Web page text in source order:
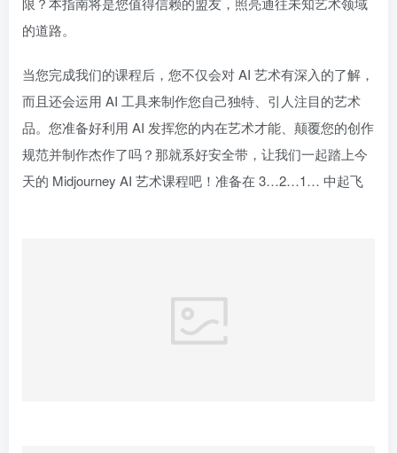
的道路。
当您完成我们的课程后，您不仅会对 AI 艺术有深入的了解，
而且还会运用 AI 工具来制作您自己独特、引人注目的艺术
品。您准备好利用 AI 发挥您的内在艺术才能、颠覆您的创作
规范并制作杰作了吗？那就系好安全带，让我们一起踏上今
天的 Midjourney AI 艺术课程吧！准备在 3…2…1… 中起飞